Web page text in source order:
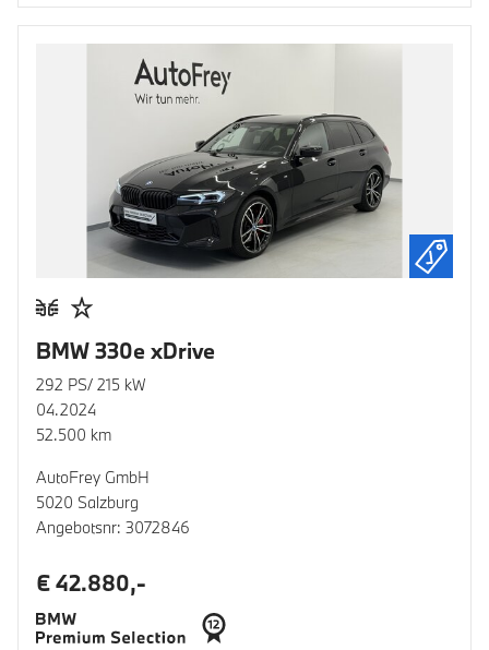
BMW 330e xDrive
292 PS/ 215 kW
04.2024
52.500 km
AutoFrey GmbH
5020 Salzburg
Angebotsnr: 3072846
€ 42.880,-